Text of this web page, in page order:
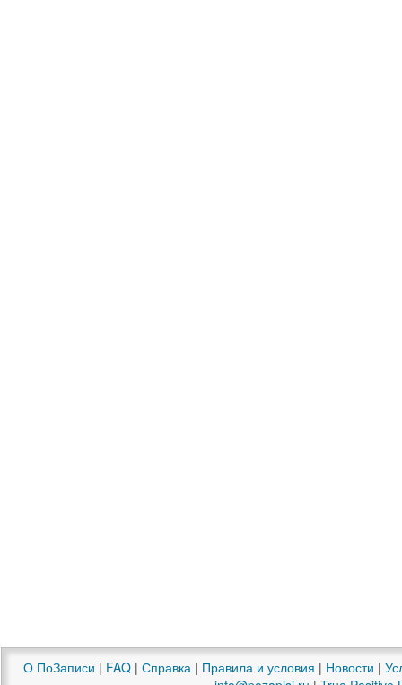
О ПоЗаписи | FAQ | Справка | Правила и условия | Новости |